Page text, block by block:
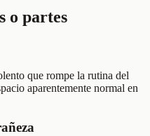
o partes
que rompe la rutina del
aparentemente normal en